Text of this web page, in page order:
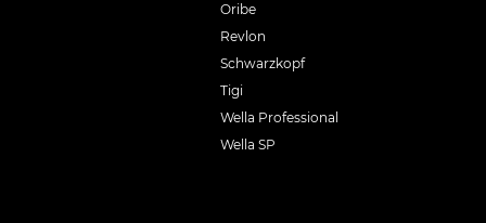
Oribe
Revlon
Schwarzkopf
Tigi
Wella Professional
Wella SP